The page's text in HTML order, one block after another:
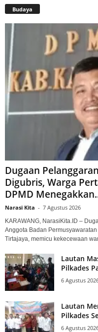
Budaya
Dugaan
Digubris, Warga
DPMD
Narasi Kita - 7 Agustus 2026
KARAWANG, NarasiKita.ID –
Anggota Badan
Tirtajaya, memicu kekecewaan
Lautan
Pilkades
6 Agustus
Lautan
Pilkades
6 Agustus